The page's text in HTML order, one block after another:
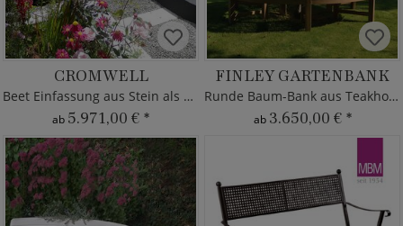
CROMWELL
Beet Einfassung aus Stein als Sitzbank
ab 5.971,00 € *
FINLEY GARTENBANK
Runde Baum-Bank aus Teakholz - modern
ab 3.650,00 € *